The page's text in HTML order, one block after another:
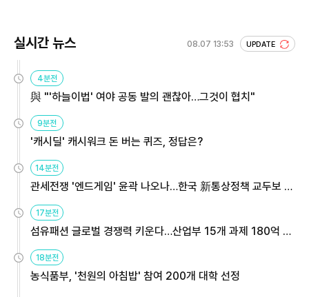
실시간 뉴스 08.07 13:53 UPDATE
4분전
與 "'하늘이법' 여야 공동 발의 괜찮아…그것이 협치"
9분전
'캐시딜' 캐시워크 돈 버는 퀴즈, 정답은?
14분전
관세전쟁 '엔드게임' 윤곽 나오나…한국 新통상정책 교두보 활
용해야
17분전
섬유패션 글로벌 경쟁력 키운다…산업부 15개 과제 180억 지
원
18분전
농식품부, '천원의 아침밥' 참여 200개 대학 선정